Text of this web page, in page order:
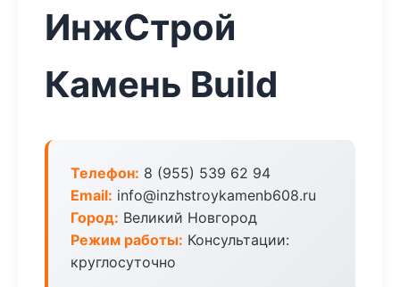
ИнжСтрой
Камень Build
Телефон: 8 (955) 539 62 94
Email: info@inzhstroykamenb608.ru
Город: Великий Новгород
Режим работы: Консультации:
круглосуточно